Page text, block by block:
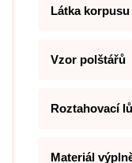
Látka
Vzor polštářů
Roztahovací
Materiál